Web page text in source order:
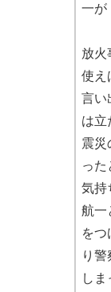
一が
放火
使え
言い
は立
震災
った
気持
航一
をつ
り
し